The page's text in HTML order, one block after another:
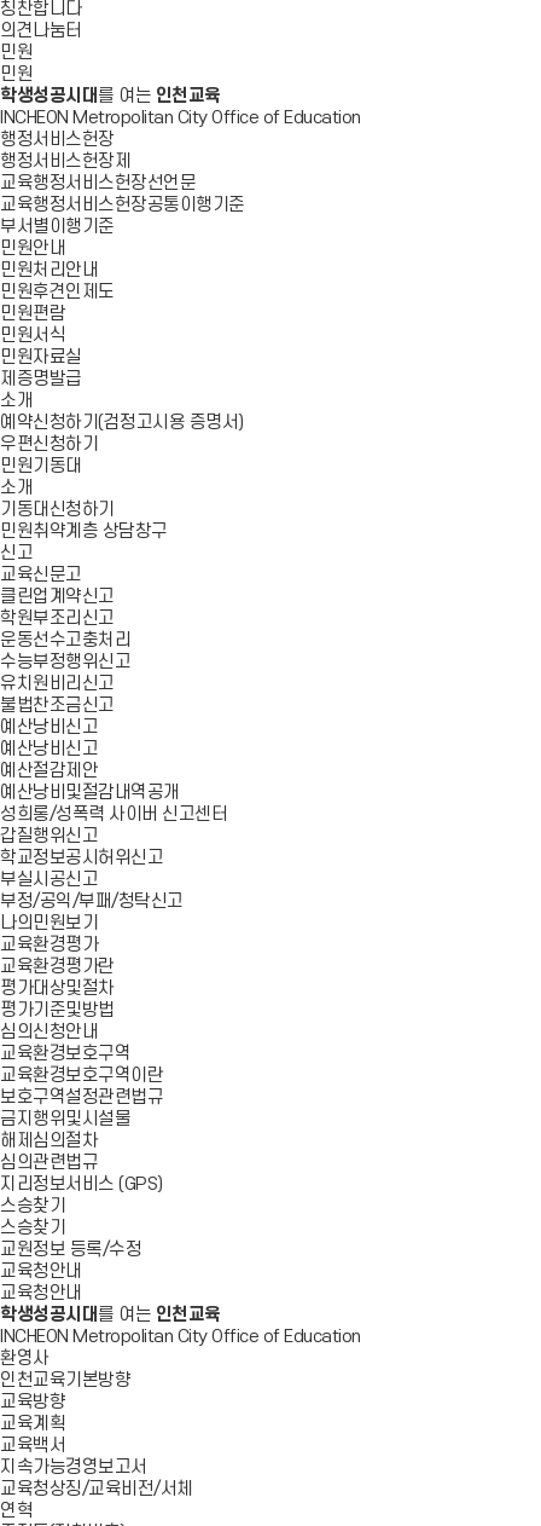
칭찬합니다
의견나눔터
민원
민원
학생성공시대 를 여는 인천교육
INCHEON Metropolitan City Office of Education
행정서비스헌장
행정서비스헌장제
교육행정서비스헌장선언문
교육행정서비스헌장공통이행기준
부서별이행기준
민원안내
민원처리안내
민원후견인제도
민원편람
민원서식
민원자료실
제증명발급
소개
예약신청하기(검정고시용 증명서)
우편신청하기
민원기동대
소개
기동대신청하기
민원취약계층 상담창구
신고
교육신문고
클린업계약신고
학원부조리신고
운동선수고충처리
수능부정행위신고
유치원비리신고
불법찬조금신고
예산낭비신고
예산낭비신고
예산절감제안
예산낭비및절감내역공개
성희롱/성폭력 사이버 신고센터
갑질행위신고
학교정보공시허위신고
부실시공신고
부정/공익/부패/청탁신고
나의민원보기
교육환경평가
교육환경평가란
평가대상및절차
평가기준및방법
심의신청안내
교육환경보호구역
교육환경보호구역이란
보호구역설정관련법규
금지행위및시설물
해제심의절차
심의관련법규
지리정보서비스 (GPS)
스승찾기
스승찾기
교원정보 등록/수정
교육청안내
교육청안내
학생성공시대 를 여는 인천교육
INCHEON Metropolitan City Office of Education
환영사
인천교육기본방향
교육방향
교육계획
교육백서
지속가능경영보고서
교육청상징/교육비전/서체
연혁